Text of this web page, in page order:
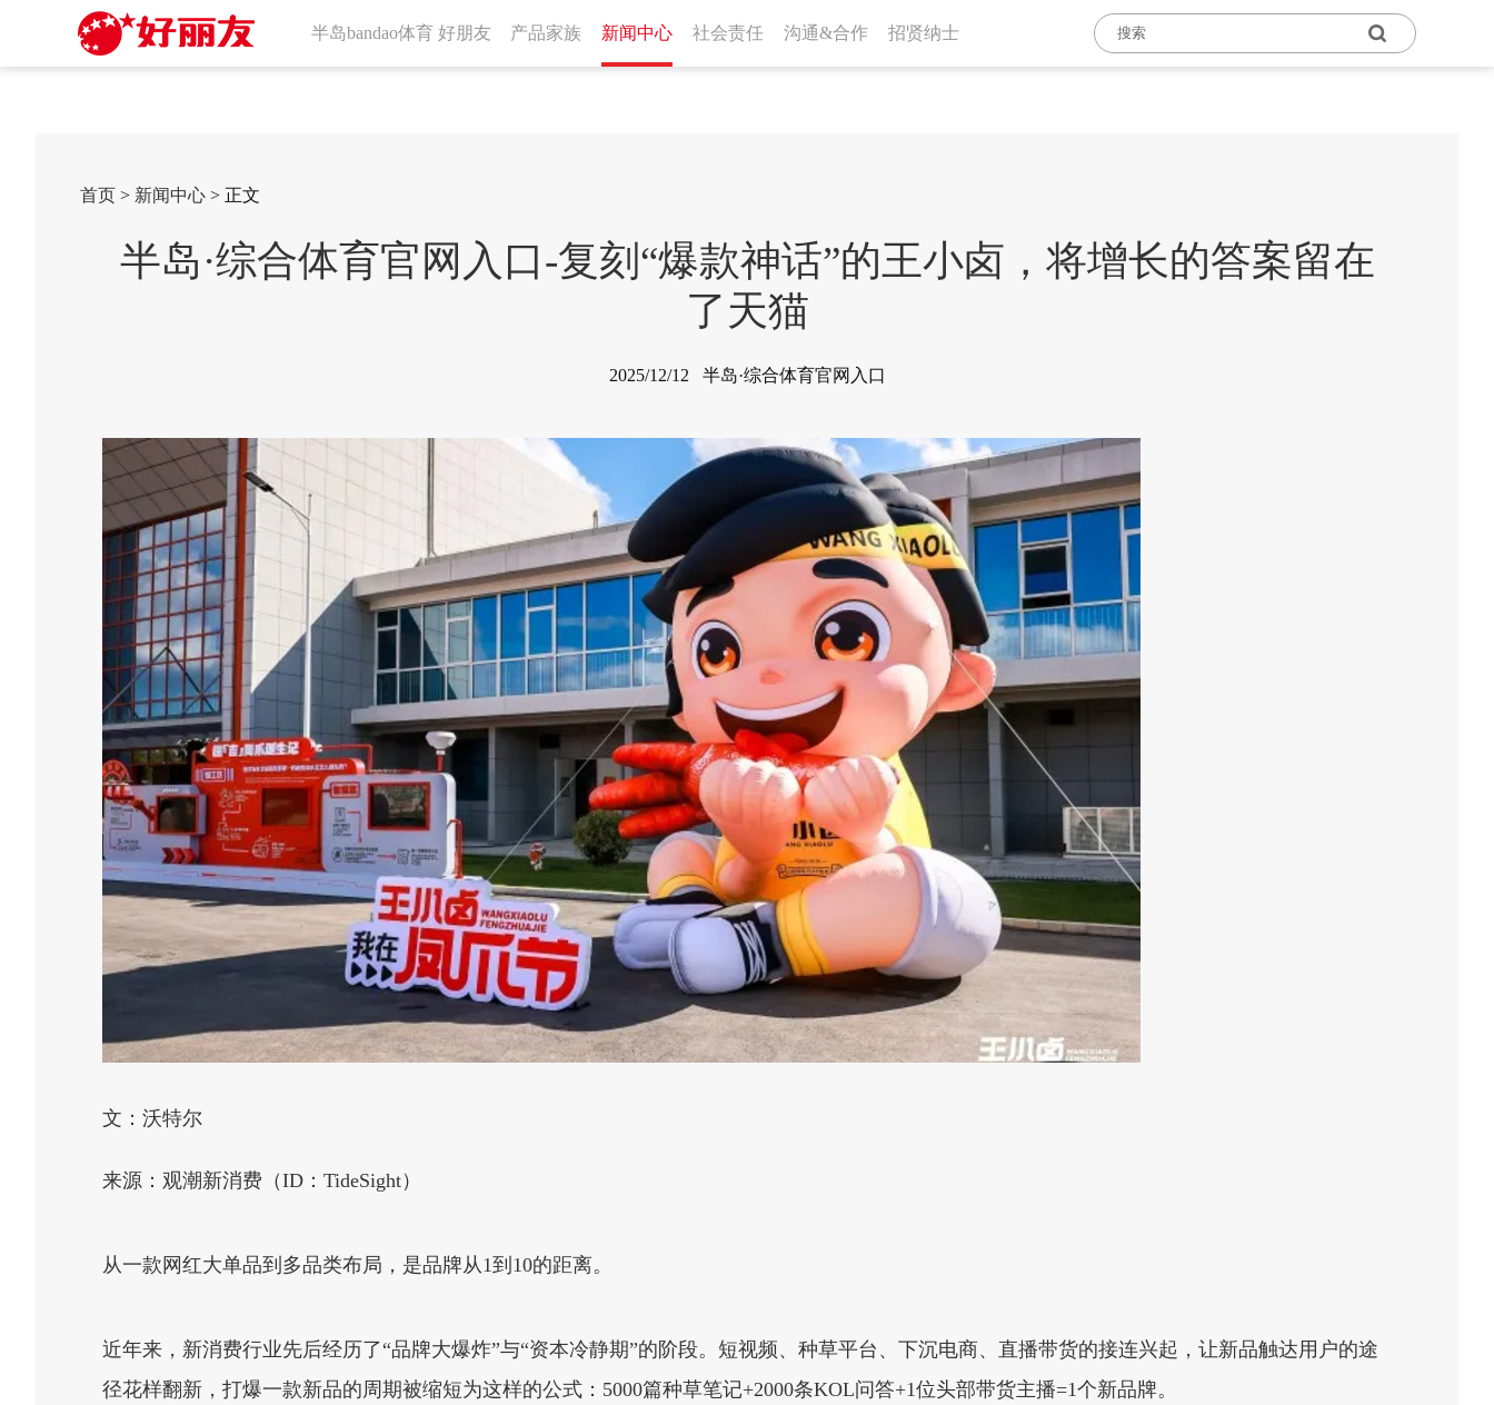
半岛bandao体育 好朋友 产品家族 新闻中心 社会责任 沟通&合作 招贤纳士
首页 > 新闻中心 > 正文
半岛·综合体育官网入口-复刻“爆款神话”的王小卤，将增长的答案留在
了天猫
2025/12/12 半岛·综合体育官网入口
文：沃特尔
来源：观潮新消费（ID：TideSight）
从一款网红大单品到多品类布局，是品牌从1到10的距离。
近年来，新消费行业先后经历了“品牌大爆炸”与“资本冷静期”的阶段。短视频、种草平台、下沉电商、直播带货的接连兴起，让新品触达用户的途
径花样翻新，打爆一款新品的周期被缩短为这样的公式：5000篇种草笔记+2000条KOL问答+1位头部带货主播=1个新品牌。